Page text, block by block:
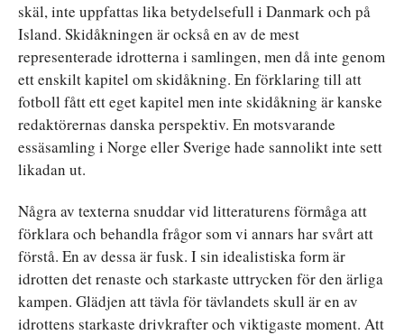
skäl, inte uppfattas lika betydelsefull i Danmark och på
Island. Skidåkningen är också en av de mest
representerade idrotterna i samlingen, men då inte genom
ett enskilt kapitel om skidåkning. En förklaring till att
fotboll fått ett eget kapitel men inte skidåkning är kanske
redaktörernas danska perspektiv. En motsvarande
essäsamling i Norge eller Sverige hade sannolikt inte sett
likadan ut.
Några av texterna snuddar vid litteraturens förmåga att
förklara och behandla frågor som vi annars har svårt att
förstå. En av dessa är fusk. I sin idealistiska form är
idrotten det renaste och starkaste uttrycken för den ärliga
kampen. Glädjen att tävla för tävlandets skull är en av
idrottens starkaste drivkrafter och viktigaste moment. Att